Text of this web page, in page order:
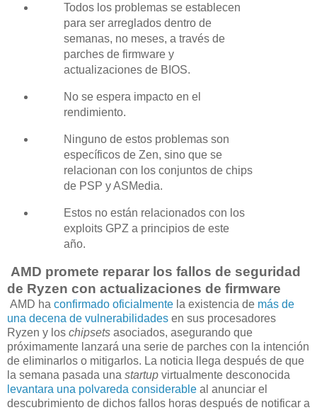
Todos los problemas se establecen
para ser arreglados dentro de
semanas, no meses, a través de
parches de firmware y
actualizaciones de BIOS.
No se espera impacto en el
rendimiento.
Ninguno de estos problemas son
específicos de Zen, sino que se
relacionan con los conjuntos de chips
de PSP y ASMedia.
Estos no están relacionados con los
exploits GPZ a principios de este
año.
AMD promete reparar los fallos de seguridad
de Ryzen con actualizaciones de firmware
AMD ha confirmado oficialmente la existencia de más de
una decena de vulnerabilidades en sus procesadores
Ryzen y los chipsets asociados, asegurando que
próximamente lanzará una serie de parches con la intención
de eliminarlos o mitigarlos. La noticia llega después de que
la semana pasada una startup virtualmente desconocida
levantara una polvareda considerable al anunciar el
descubrimiento de dichos fallos horas después de notificar a